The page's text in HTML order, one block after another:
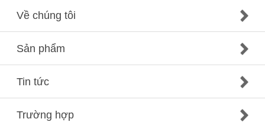
Về chúng tôi
Sản phẩm
Tin tức
Trường hợp